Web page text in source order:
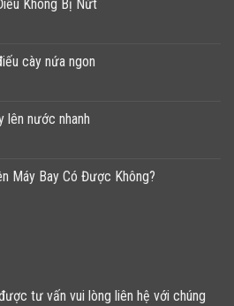
Không Bị Nứt
cày nứa ngon
lên nước nhanh
Máy Bay Có Được Không?
tư vấn vui lòng liên hệ với chúng